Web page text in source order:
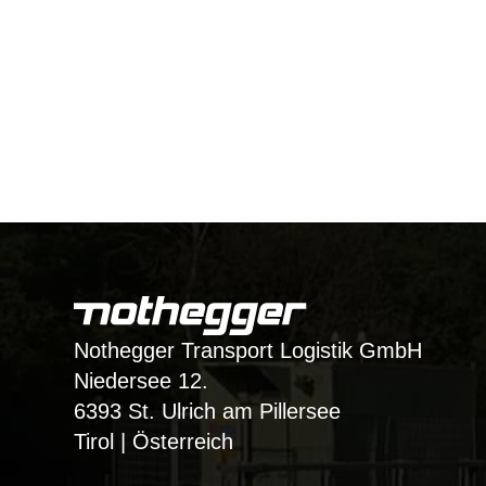
Nothegger Transport Logistik GmbH
Niedersee 12.
6393 St. Ulrich am Pillersee
Tirol | Österreich